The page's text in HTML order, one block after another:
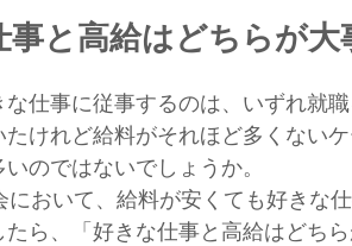
と高給はどちらが大
事に従事するのは、いずれ就職
れど給料がそれほど多くないケ
のではないでしょうか。
いて、給料が安くても好きな
ら、「好きな仕事と高給はどち